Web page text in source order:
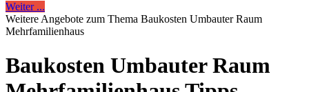
Weiter ...
Weitere Angebote zum Thema Baukosten Umbauter Raum
Mehrfamilienhaus
Baukosten Umbauter Raum